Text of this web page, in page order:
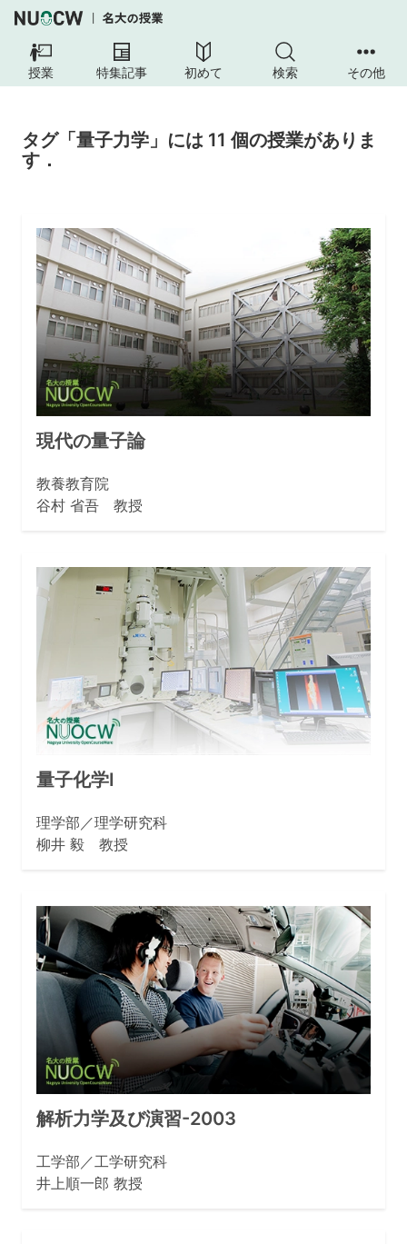
授業 特集記事 初めて 検索 その他
タグ「量子力学」には 11 個の授業がありま
す．
現代の量子論
教養教育院
谷村 省吾 教授
量子化学I
理学部／理学研究科
柳井 毅 教授
解析力学及び演習-2003
工学部／工学研究科
井上順一郎 教授